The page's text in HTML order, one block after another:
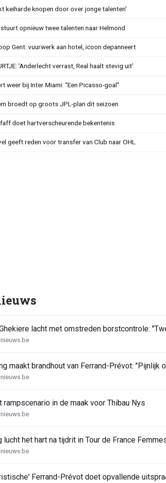
keiharde knopen door over jonge talenten'
opnieuw twee talenten naar Helmond
Gent: vuurwerk aan hotel, icoon depanneert
'Anderlecht verrast, Real haalt stevig uit'
weer bij Inter Miami: “Een Picasso-goal”
broedt op groots JPL-plan dit seizoen
doet hartverscheurende bekentenis
geeft reden voor transfer van Club naar OHL
lacht met omstreden borstcontrole:
maakt brandhout van Ferrand-Prévot: "Pijnlijk
rampscenario in de maak voor Thibau Nys
lucht het hart na tijdrit in Tour de France
Ferrand-Prévot doet opvallende